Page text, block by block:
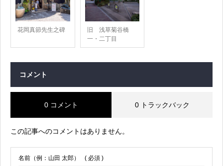
花岡真節先生之碑
旧 浅草菊谷橋
一・二丁目
コメント
0 コメント 0 トラックバック
この記事へのコメントはありません。
名前（例：山田 太郎） ( 必須 )